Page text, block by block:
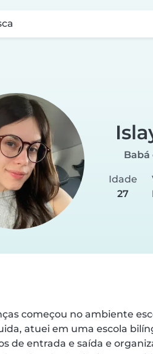
Idade
27
começou no ambiente
atuei em uma escola
de entrada e saída e